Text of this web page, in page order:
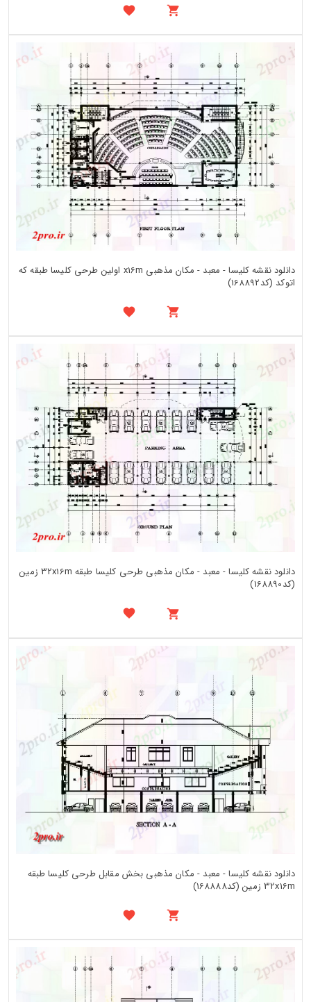
دانلود نقشه کلیسا - معبد - مکان مذهبی x16m اولین طرحی کلیسا طبقه که
اتوکد (کد168892)
دانلود نقشه کلیسا - معبد - مکان مذهبی طرحی کلیسا طبقه 32x16m زمین
(کد168890)
دانلود نقشه کلیسا - معبد - مکان مذهبی بخش مقابل طرحی کلیسا طبقه
32x16m زمین (کد168888)